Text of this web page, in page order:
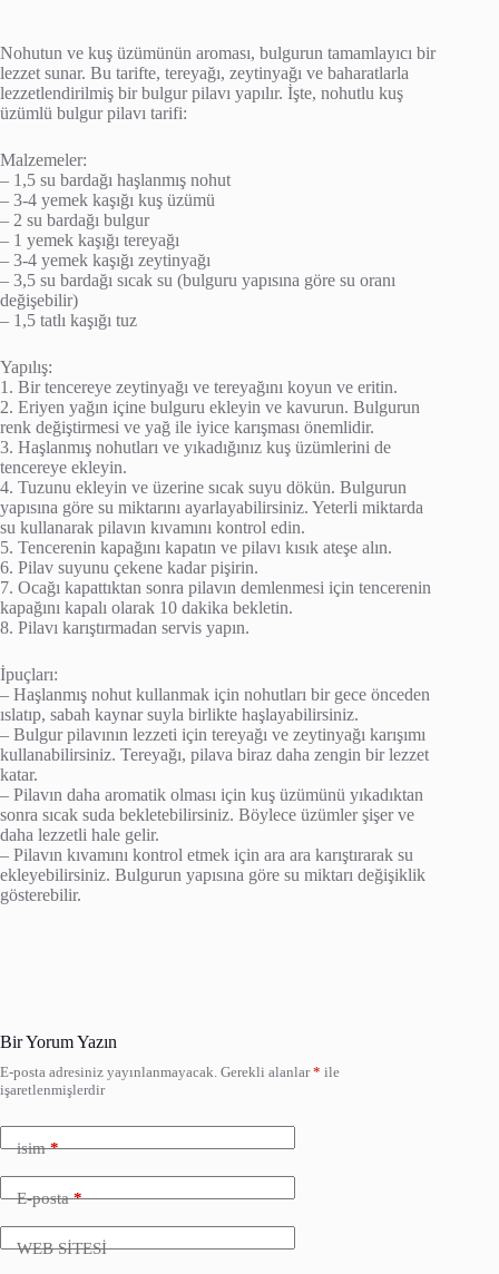
Nohutun ve kuş üzümünün aroması, bulgurun tamamlayıcı bir
lezzet sunar. Bu tarifte, tereyağı, zeytinyağı ve baharatlarla
lezzetlendirilmiş bir bulgur pilavı yapılır. İşte, nohutlu kuş
üzümlü bulgur pilavı tarifi:
Malzemeler:
– 1,5 su bardağı haşlanmış nohut
– 3-4 yemek kaşığı kuş üzümü
– 2 su bardağı bulgur
– 1 yemek kaşığı tereyağı
– 3-4 yemek kaşığı zeytinyağı
– 3,5 su bardağı sıcak su (bulguru yapısına göre su oranı
değişebilir)
– 1,5 tatlı kaşığı tuz
Yapılış:
1. Bir tencereye zeytinyağı ve tereyağını koyun ve eritin.
2. Eriyen yağın içine bulguru ekleyin ve kavurun. Bulgurun
renk değiştirmesi ve yağ ile iyice karışması önemlidir.
3. Haşlanmış nohutları ve yıkadığınız kuş üzümlerini de
tencereye ekleyin.
4. Tuzunu ekleyin ve üzerine sıcak suyu dökün. Bulgurun
yapısına göre su miktarını ayarlayabilirsiniz. Yeterli miktarda
su kullanarak pilavın kıvamını kontrol edin.
5. Tencerenin kapağını kapatın ve pilavı kısık ateşe alın.
6. Pilav suyunu çekene kadar pişirin.
7. Ocağı kapattıktan sonra pilavın demlenmesi için tencerenin
kapağını kapalı olarak 10 dakika bekletin.
8. Pilavı karıştırmadan servis yapın.
İpuçları:
– Haşlanmış nohut kullanmak için nohutları bir gece önceden
ıslatıp, sabah kaynar suyla birlikte haşlayabilirsiniz.
– Bulgur pilavının lezzeti için tereyağı ve zeytinyağı karışımı
kullanabilirsiniz. Tereyağı, pilava biraz daha zengin bir lezzet
katar.
– Pilavın daha aromatik olması için kuş üzümünü yıkadıktan
sonra sıcak suda bekletebilirsiniz. Böylece üzümler şişer ve
daha lezzetli hale gelir.
– Pilavın kıvamını kontrol etmek için ara ara karıştırarak su
ekleyebilirsiniz. Bulgurun yapısına göre su miktarı değişiklik
gösterebilir.
Bir Yorum Yazın
E-posta adresiniz yayınlanmayacak. Gerekli alanlar* ile
işaretlenmişlerdir
isim*
E-posta*
WEB SİTESİ